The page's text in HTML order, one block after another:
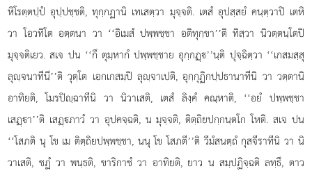
หิโรตฺตปฺปํ อุปฺปชฺชติ, ทุกฺกฏานิ เทเสตฺวา มุจฺจติ. เตสํ อุปสฺสยํ คนฺตฺวาปิ เตหิ
วา โอวทิโต อตฺตนา วา ‘‘อิเมสํ ปพฺพชฺชา อติทุกฺขา’’ติ ทิสฺวา นิวตฺตนฺโตปิ
มุจฺจติเยว. สเจ ปน ‘‘กึ ตุมฺหากํ ปพฺพชฺชาย อุกฺกฏฺ’’นฺติ ปุจฺฉิตฺวา ‘‘เกสมสฺสุ
ลุฺจนาทีนี’’ติ วุตฺโต เอกเกสมฺปิ ลุฺจาเปติ, อุกฺกุฏิกปฺปธานาทีนิ วา วตฺตานิ
อาทิยติ, โมรปิฺฉาทีนิ วา นิวาเสติ, เตสํ ลิงฺคํ คณฺหาติ, ‘‘อยํ ปพฺพชฺชา
เสฏฺา’’ติ เสฏฺภาวํ วา อุปคจฺฉติ, น มุจฺจติ, ติตฺถิยปกฺกนฺตโก โหติ. สเจ ปน
‘‘โสภติ นุ โข เม ติตฺถิยปพฺพชฺชา, นนุ โข โสภตี’’ติ วีมํสนตฺถํ กุสจีราทีนิ วา นิ
วาเสติ, ชฏํ วา พนฺธติ, ขาริกาชํ วา อาทิยติ, ยาว น สมฺปฏิจฺฉติ ลทฺธึ, ตาว